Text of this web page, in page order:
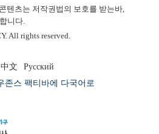
텐츠는 저작권법의 보호를 받는바,
니다.
All rights reserved.
中文
Русский
존스 팩티바에 다국어로